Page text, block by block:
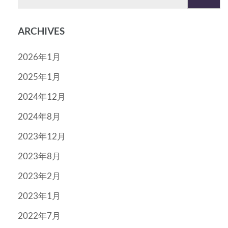
ARCHIVES
2026年1月
2025年1月
2024年12月
2024年8月
2023年12月
2023年8月
2023年2月
2023年1月
2022年7月